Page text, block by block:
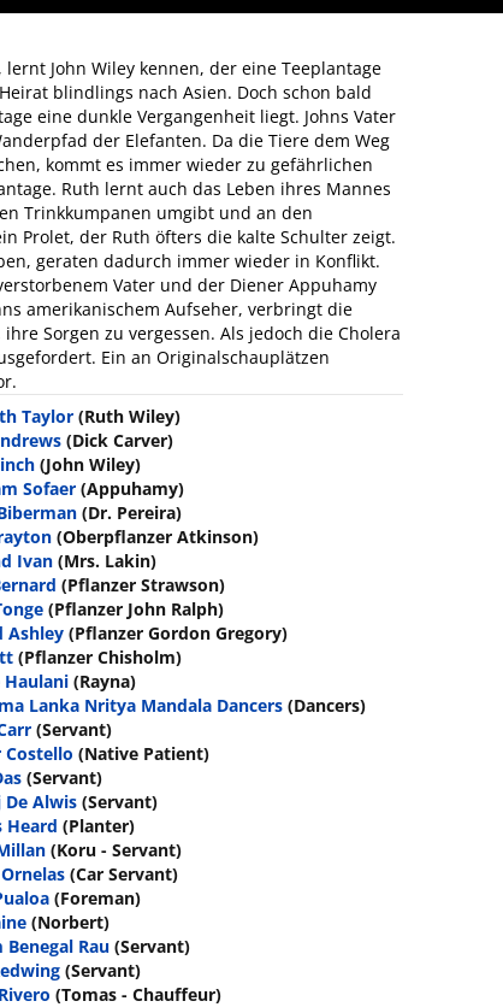
John Wiley kennen, der eine Teeplantage
blindlings nach Asien. Doch schon bald
eine dunkle Vergangenheit liegt. Johns Vater
der Elefanten. Da die Tiere dem Weg
kommt es immer wieder zu gefährlichen
Ruth lernt auch das Leben ihres Mannes
Trinkkumpanen umgibt und an den
Prolet, der Ruth öfters die kalte Schulter zeigt.
geraten dadurch immer wieder in Konflikt.
Vater und der Diener Appuhamy
amerikanischem Aufseher, verbringt die
Sorgen zu vergessen. Als jedoch die Cholera
Ein an Originalschauplätzen
Taylor (Ruth Wiley)
(Dick Carver)
(John Wiley)
Sofaer (Appuhamy)
(Dr. Pereira)
(Oberpflanzer Atkinson)
Ivan (Mrs. Lakin)
(Pflanzer Strawson)
(Pflanzer John Ralph)
Ashley (Pflanzer Gordon Gregory)
(Pflanzer Chisholm)
Haulani (Rayna)
Lanka Nritya Mandala Dancers (Dancers)
(Servant)
Costello (Native Patient)
(Servant)
De Alwis (Servant)
Heard (Planter)
(Koru - Servant)
(Car Servant)
(Foreman)
(Norbert)
Rau (Servant)
(Servant)
(Tomas - Chauffeur)